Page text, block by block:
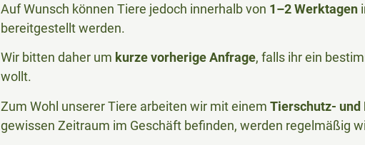
Auf Wunsch können Tiere jedoch innerhalb von 1–2 Werktagen
bereitgestellt werden.
Wir bitten daher um kurze vorherige Anfrage, falls ihr ein
wollt.
Zum Wohl unserer Tiere arbeiten wir mit einem Tierschutz- und
gewissen Zeitraum im Geschäft befinden, werden regelmäßig